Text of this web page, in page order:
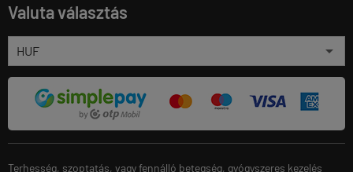
Valuta választás
Terhesség, szoptatás, vagy fennálló betegség, gyógyszeres kezelés